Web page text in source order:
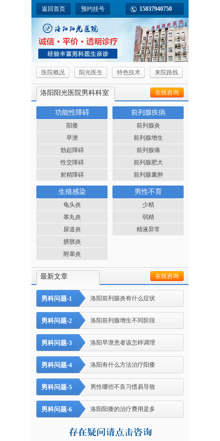
返回首页 预约挂号 15837940750
医院概况 阳光医生 特色技术 来院路线
洛阳阳光医院男科科室 在线咨询
功能性障碍
阳痿
早泄
勃起障碍
性交障碍
射精障碍
前列腺疾病
前列腺炎
前列腺增生
前列腺痛
前列腺肥大
前列腺囊肿
生殖感染
龟头炎
睾丸炎
尿道炎
膀胱炎
附睾炎
男性不育
少精
弱精
精液异常
最新文章 在线咨询
男科问题-1 洛阳前列腺炎有什么症状
男科问题-2 洛阳前列腺增生不同阶段
男科问题-3 洛阳早泄患者该怎样调理
男科问题-4 洛阳有什么方法治疗阳痿
男科问题-5 男性哪些不良习惯易导致
男科问题-6 洛阳阳痿的治疗费用是多